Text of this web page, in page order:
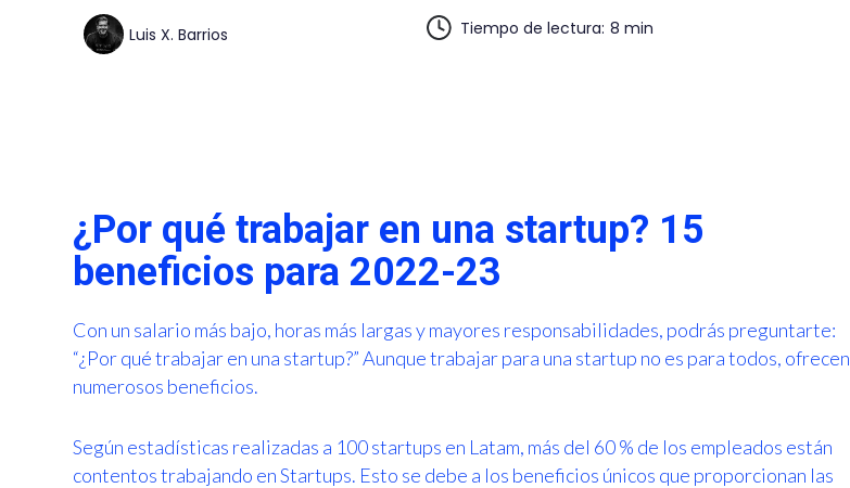
Luis X. Barrios Tiempo de lectura: 8 min
¿Por qué trabajar en una startup? 15
beneficios para 2022-23
Con un salario más bajo, horas más largas y mayores responsabilidades, podrás preguntarte:
“¿Por qué trabajar en una startup?” Aunque trabajar para una startup no es para todos, ofrecen
numerosos beneficios.
Según estadísticas realizadas a 100 startups en Latam, más del 60 % de los empleados están
contentos trabajando en Startups. Esto se debe a los beneficios únicos que proporcionan las